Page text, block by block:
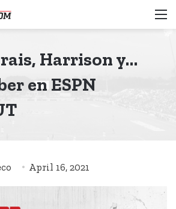
Harrison y…
en ESPN
April 16, 2021